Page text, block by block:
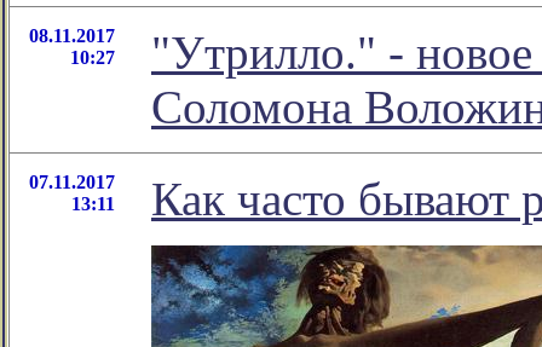
08.11.2017
10:27
"Утрилло." - новое
Соломона
07.11.2017
13:11
Как часто бывают